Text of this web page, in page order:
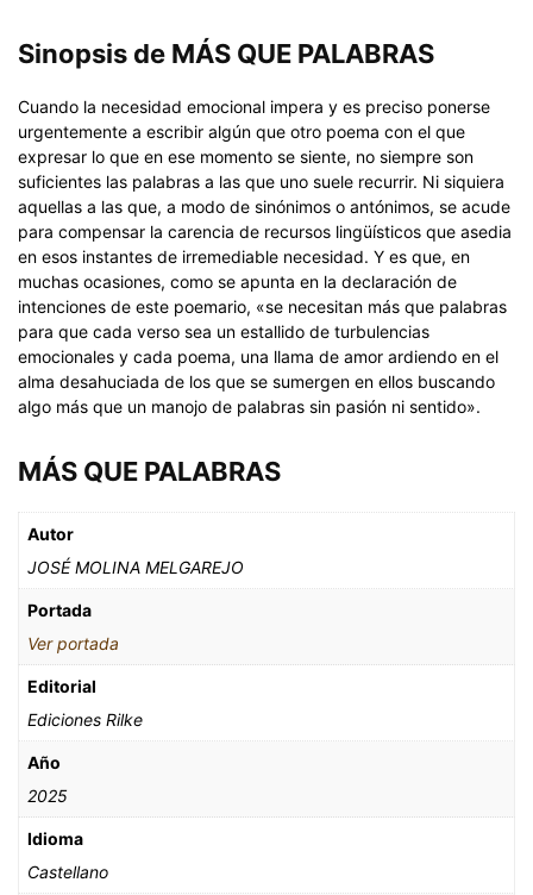
Sinopsis de MÁS QUE PALABRAS
Cuando la necesidad emocional impera y es preciso ponerse
urgentemente a escribir algún que otro poema con el que
expresar lo que en ese momento se siente, no siempre son
suficientes las palabras a las que uno suele recurrir. Ni siquiera
aquellas a las que, a modo de sinónimos o antónimos, se acude
para compensar la carencia de recursos lingüísticos que asedia
en esos instantes de irremediable necesidad. Y es que, en
muchas ocasiones, como se apunta en la declaración de
intenciones de este poemario, «se necesitan más que palabras
para que cada verso sea un estallido de turbulencias
emocionales y cada poema, una llama de amor ardiendo en el
alma desahuciada de los que se sumergen en ellos buscando
algo más que un manojo de palabras sin pasión ni sentido».
MÁS QUE PALABRAS
Autor
JOSÉ MOLINA MELGAREJO
Portada
Ver portada
Editorial
Ediciones Rilke
Año
2025
Idioma
Castellano